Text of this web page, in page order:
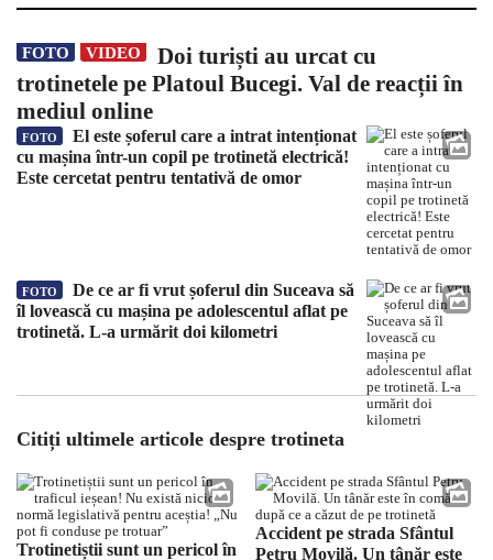
Could not play video.
There was a problem trying to load the video.
Error code: html5_video:4
FOTO VIDEO
Doi turiști au urcat cu
trotinetele pe Platoul Bucegi. Val de reacții în
mediul online
FOTO
El este șoferul care a intrat intenționat
cu mașina într-un copil pe trotinetă electrică!
Este cercetat pentru tentativă de omor
FOTO
De ce ar fi vrut șoferul din Suceava să
îl lovească cu mașina pe adolescentul aflat pe
trotinetă. L-a urmărit doi kilometri
Citiți ultimele articole despre trotineta
Trotinetiștii sunt un pericol în
Accident pe strada Sfântul
Petru Movilă. Un tânăr este